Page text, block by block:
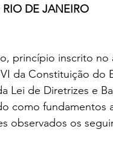
RIO DE JANEIRO
princípio inscrito no
da Constituição do
Lei de Diretrizes e
como fundamentos
observados os